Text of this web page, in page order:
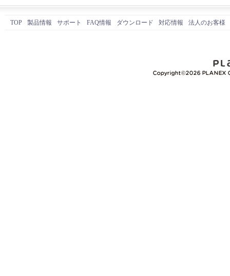
TOP 製品情報 サポート FAQ情報 ダウンロード 対応情報 法人のお客様